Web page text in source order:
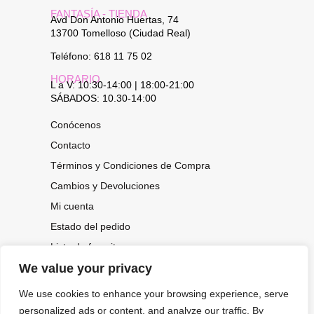
We value your privacy
We use cookies to enhance your browsing experience, serve
personalized ads or content, and analyze our traffic. By
FANTASÍA - TIENDA
Avd Don Antonio Huertas, 74
13700 Tomelloso (Ciudad Real)
Teléfono: 618 11 75 02
HORARIO
L a V: 10:30-14:00 | 18:00-21:00
SÁBADOS: 10.30-14:00
Conócenos
Contacto
Términos y Condiciones de Compra
Cambios y Devoluciones
Mi cuenta
Estado del pedido
Lista de favoritos
CONOCE NUESTRAS NOVEDADES,
OFERTAS...